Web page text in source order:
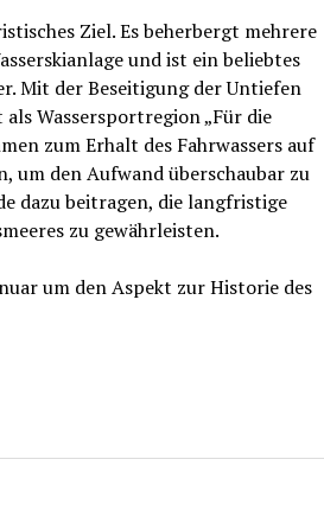
Ziel. Es beherbergt mehrere
und ist ein beliebtes
Mit der Beseitigung der Untiefen
Wassersportregion „Für die
zum Erhalt des Fahrwassers auf
um den Aufwand überschaubar zu
dazu beitragen, die langfristige
zu gewährleisten.
um den Aspekt zur Historie des